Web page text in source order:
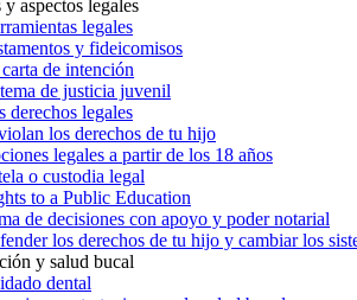
aspectos legales
legales
y fideicomisos
de intención
de justicia juvenil
derechos legales
los derechos de tu hijo
legales a partir de los 18 años
o custodia legal
to a Public Education
de decisiones con apoyo y poder notarial
los derechos de tu hijo y cambiar los
y salud bucal
dental